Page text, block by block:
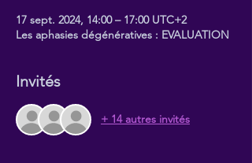
17 sept. 2024, 14:00 – 17:00 UTC+2
Les aphasies dégénératives : EVALUATION
Invités
+ 14 autres invités